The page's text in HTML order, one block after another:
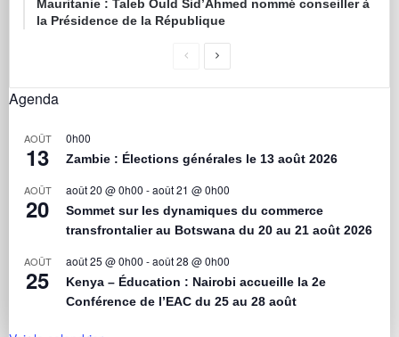
Mauritanie : Taleb Ould Sid’Ahmed nommé conseiller à
la Présidence de la République
Agenda
AOÛT
13
0h00
Zambie : Élections générales le 13 août 2026
AOÛT
20
août 20 @ 0h00 -août 21 @ 0h00
Sommet sur les dynamiques du commerce
transfrontalier au Botswana du 20 au 21 août 2026
AOÛT
25
août 25 @ 0h00 -août 28 @ 0h00
Kenya – Éducation : Nairobi accueille la 2e
Conférence de l’EAC du 25 au 28 août